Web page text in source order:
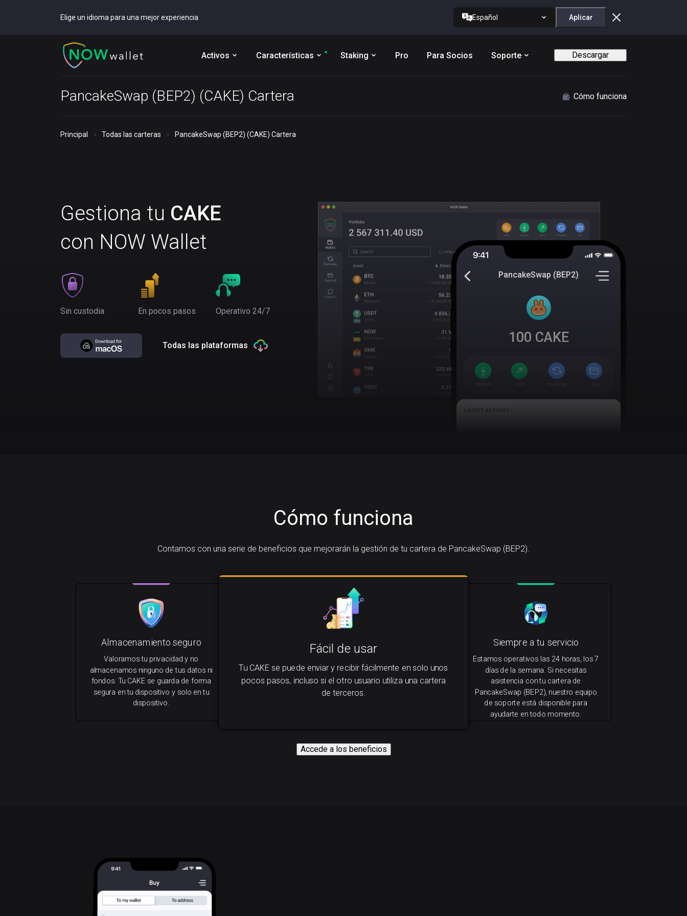
Elige un idioma para una mejor experiencia Español Aplicar
Activos Características Staking Pro Para Socios Soporte Descargar
PancakeSwap (BEP2) (CAKE) Cartera Cómo funciona
Principal Todas las carteras PancakeSwap (BEP2) (CAKE) Cartera
Gestiona tu CAKE
con NOW Wallet
Sin custodia En pocos pasos Operativo 24/7
Todas las plataformas
PancakeSwap (BEP2)
100 CAKE
Cómo funciona
Contamos con una serie de beneficios que mejorarán la gestión de tu cartera de PancakeSwap (BEP2).
Fácil de usar
Tu CAKE se puede enviar y recibir fácilmente en solo unos
pocos pasos, incluso si el otro usuario utiliza una cartera
de terceros.
Siempre a tu servicio
Estamos operativos las 24 horas, los 7
días de la semana. Si necesitas
asistencia con tu cartera de
PancakeSwap (BEP2), nuestro equipo
de soporte está disponible para
ayudarte en todo momento.
Almacenamiento seguro
Valoramos tu privacidad y no
almacenamos ninguno de tus datos ni
fondos. Tu CAKE se guarda de forma
segura en tu dispositivo y solo en tu
dispositivo.
Accede a los beneficios